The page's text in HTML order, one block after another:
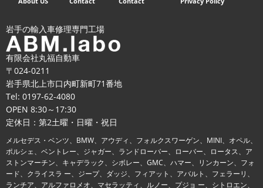
岩手の輸入車修理専門工場
有限会社丸福自動車
〒024-0211
岩手県北上市口内町新町71番地
Tel: 0197-62-4080
OPEN 8:30～17:30
定休日：第2土曜・日曜・祝日
メルセデス・ベンツ、BMW、アウディ、フォルクスワーゲン、MINI、オペル、
ポルシェ、ベントレー、ジャガー、ランドローバー、ローバー、ロータス、ア
ストンマーチン、キャデラック、シボレー、GMC、ハマー、リンカーン、フォ
ード、クライスラ ー、ジープ、ダッジ、フィアット、アバルト、フェラーリ、
ランチア、アルファロメオ、マセラッティ、ルノー、プジョ ー、シトロエン、